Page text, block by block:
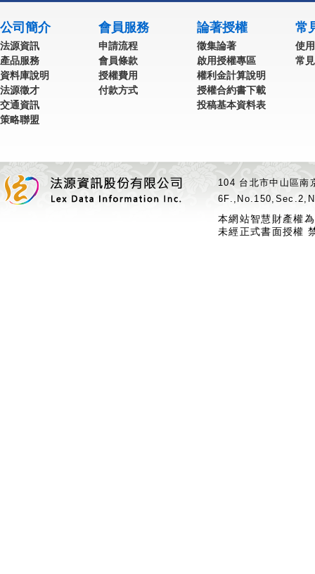
公司簡介
法源資訊
產品服務
資料庫說明
法源徵才
交通資訊
策略聯盟
會員服務
申請流程
會員條款
授權費用
付款方式
論著授權
徵集論著
啟用授權專區
權利金計算說明
授權合約書下載
投稿基本資料表
常
使
常
104 台北市中山區
本網站智慧財產權
未經正式書面授權